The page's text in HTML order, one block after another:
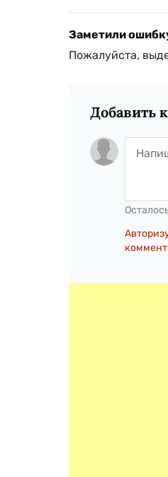
Заметили
Пожалуйста,
Добавить